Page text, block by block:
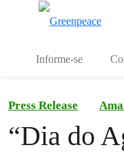
Informe-se
Press Release
“Dia do